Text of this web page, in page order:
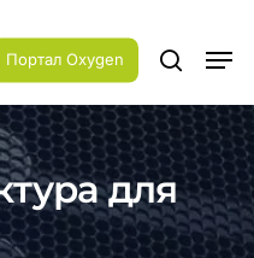
Портал Oxygen search
для